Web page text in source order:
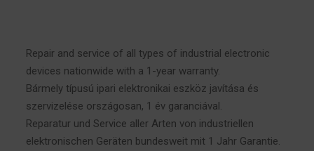
Repair and service of all types of industrial electronic
devices nationwide with a 1-year warranty.
Bármely típusú ipari elektronikai eszköz javítása és
szervizelése országosan, 1 év garanciával.
Reparatur und Service aller Arten von industriellen
elektronischen Geräten bundesweit mit 1 Jahr Garantie.